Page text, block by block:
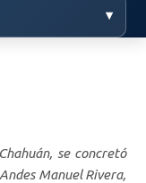
▾
se concretó
Manuel Rivera,